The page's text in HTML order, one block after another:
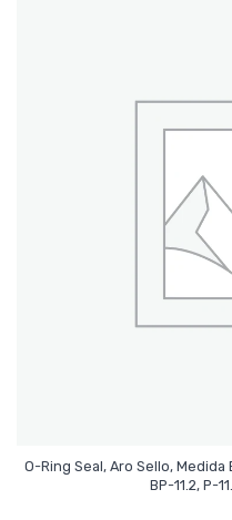
O-Ring Seal, Aro Sello, Medida
BP-11.2, P-